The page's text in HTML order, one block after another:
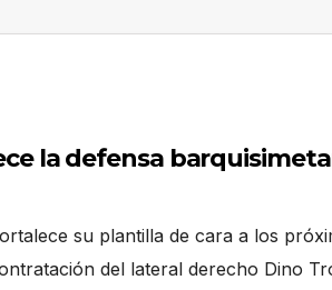
la defensa
su plantilla de cara a los
del lateral derecho Dino